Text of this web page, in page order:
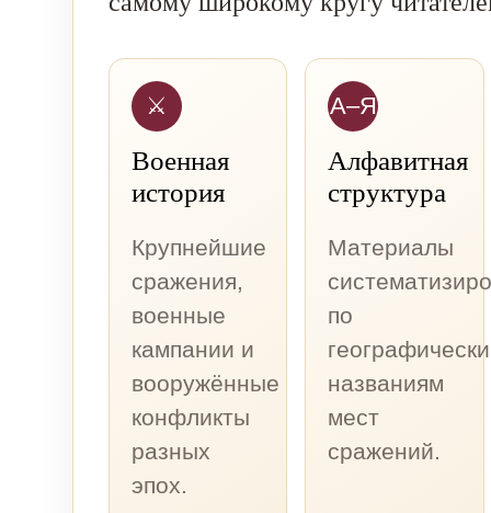
⚔
Военная
история
Крупнейшие
сражения,
военные
кампании и
вооружённые
конфликты
разных
эпох.
А–Я
Алфавитная
структура
Материалы
по
названиям
мест
сражений.